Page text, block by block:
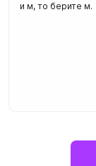
и м, то берите м.